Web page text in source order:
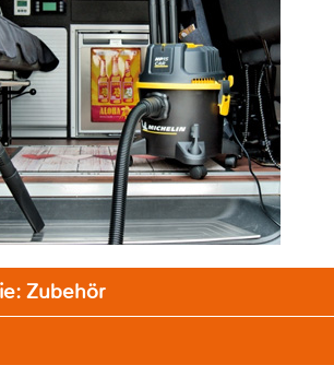
Zubehör